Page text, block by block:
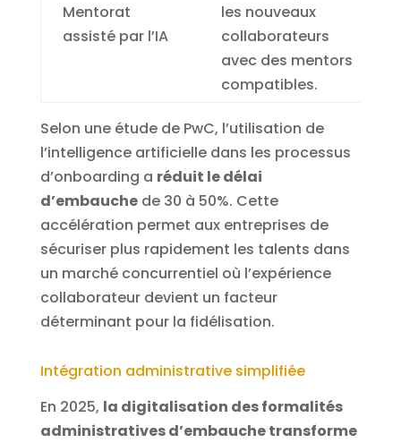
Mentorat
assisté par l’IA
les nouveaux
collaborateurs
avec des mentors
compatibles.
Selon une étude de PwC, l’utilisation de
l’intelligence artificielle dans les processus
d’onboarding a réduit le délai
d’embauchede 30 à 50%. Cette
accélération permet aux entreprises de
sécuriser plus rapidement les talents dans
un marché concurrentiel où l’expérience
collaborateur devient un facteur
déterminant pour la fidélisation.
Intégration administrative simplifiée
En 2025, la digitalisation des formalités
administratives d’embauche transforme